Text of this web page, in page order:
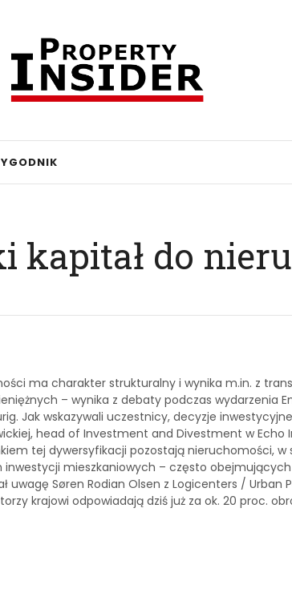
kapitał do
ma charakter strukturalny i wynika m.in. z
– wynika z debaty podczas wydarzenia
Jak wskazywali uczestnicy, decyzje
head of Investment and Divestment w Echo
tej dywersyfikacji pozostają nieruchomości, w
inwestycji mieszkaniowych – często
Søren Rodian Olsen z Logicenters / Urban
krajowi odpowiadają dziś już za ok. 20 proc.